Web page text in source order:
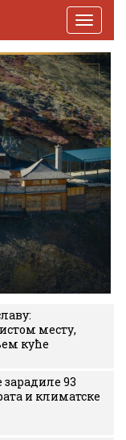
месту,
куће
93
и климатске